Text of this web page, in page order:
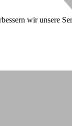
wir unsere